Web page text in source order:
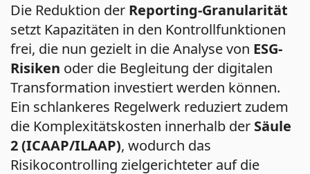
Die Reduktion der Reporting-Granularität
setzt Kapazitäten in den Kontrollfunktionen
frei, die nun gezielt in die Analyse von ESG-
Risiken oder die Begleitung der digitalen
Transformation investiert werden können.
Ein schlankeres Regelwerk reduziert zudem
die Komplexitätskosten innerhalb der Säule
2 (ICAAP/ILAAP), wodurch das
Risikocontrolling zielgerichteter auf die